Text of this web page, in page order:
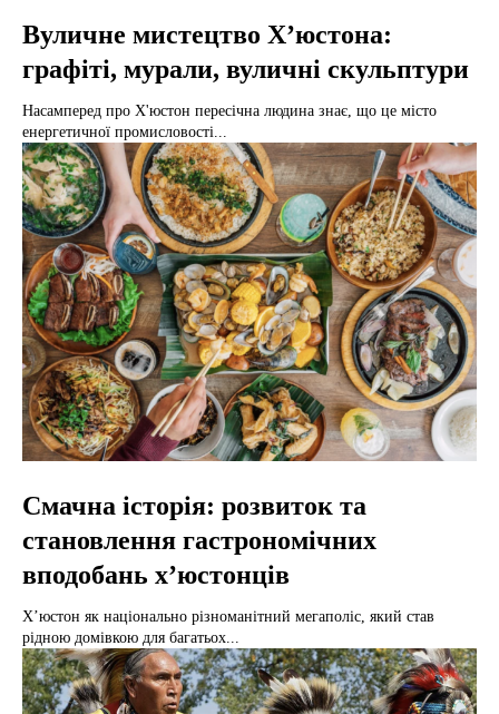
Вуличне мистецтво Х’юстона:
графіті, мурали, вуличні скульптури
Насамперед про Х'юстон пересічна людина знає, що це місто
енергетичної промисловості...
Смачна історія: розвиток та
становлення гастрономічних
вподобань х’юстонців
Х’юстон як національно різноманітний мегаполіс, який став
рідною домівкою для багатьох...